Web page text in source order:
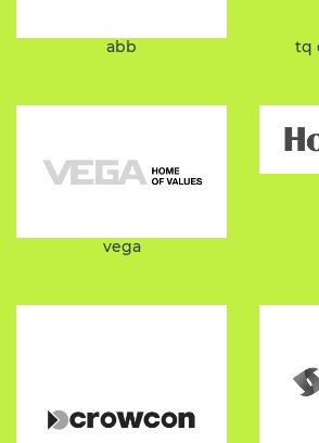
abb tq
vega